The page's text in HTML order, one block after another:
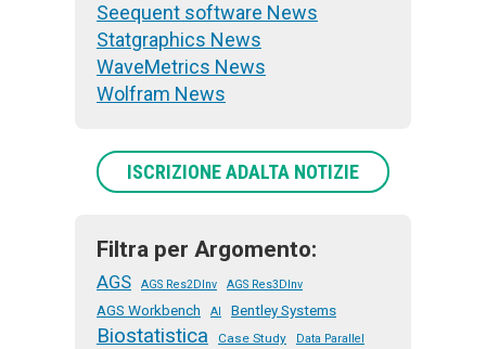
Seequent software News
Statgraphics News
WaveMetrics News
Wolfram News
ISCRIZIONE ADALTA NOTIZIE
Filtra per Argomento:
AGS AGS Res2DInv AGS Res3DInv
AGS Workbench AI Bentley Systems
Biostatistica Case Study Data Parallel